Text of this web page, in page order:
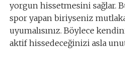
yorgun hissetmesini sağlar.
spor yapan biriyseniz
uyumalısınız. Böylece
aktif hissedeceğinizi asla